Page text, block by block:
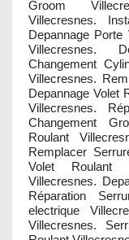
Groom
Villecresnes.
Depannage Porte
Villecresnes.
Changement
Villecresnes.
Depannage Volet
Villecresnes.
Changement
Roulant
Remplacer
Volet Roulant
Villecresnes.
Réparation
electrique
Villecresnes.